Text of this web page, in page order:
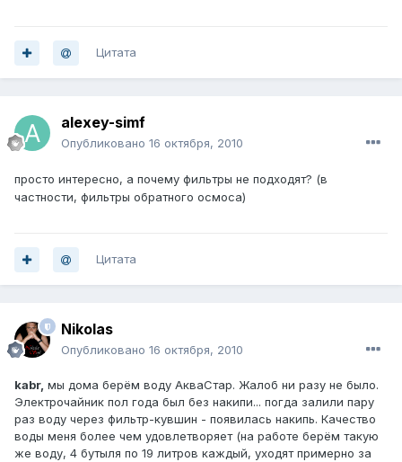
Цитата
alexey-simf
Опубликовано 16 октября, 2010
просто интересно, а почему фильтры не подходят? (в
частности, фильтры обратного осмоса)
Цитата
Nikolas
Опубликовано 16 октября, 2010
kabr, мы дома берём воду АкваСтар. Жалоб ни разу не было.
Электрочайник пол года был без накипи... погда залили пару
раз воду через фильтр-кувшин - появилась накипь. Качество
воды меня более чем удовлетворяет (на работе берём такую
же воду, 4 бутыля по 19 литров каждый, уходят примерно за